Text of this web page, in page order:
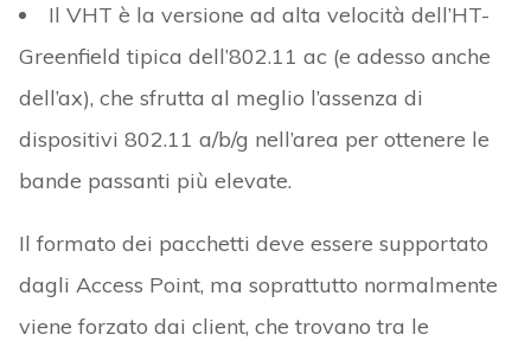
Il VHT è la versione ad alta velocità dell’HT-
Greenfield tipica dell’802.11 ac (e adesso anche
dell’ax), che sfrutta al meglio l’assenza di
dispositivi 802.11 a/b/g nell’area per ottenere le
bande passanti più elevate.
Il formato dei pacchetti deve essere supportato
dagli Access Point, ma soprattutto normalmente
viene forzato dai client, che trovano tra le